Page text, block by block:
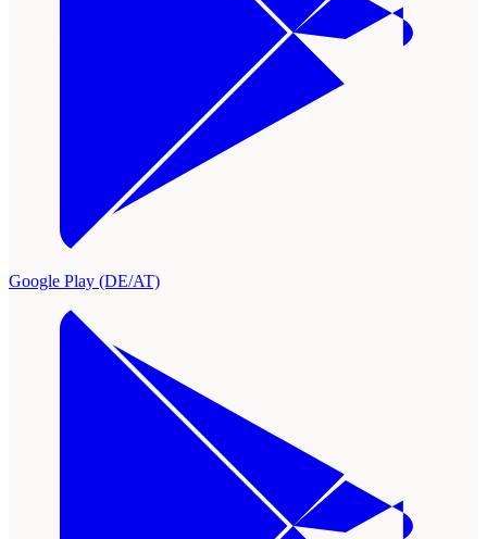
Google Play (DE/AT)